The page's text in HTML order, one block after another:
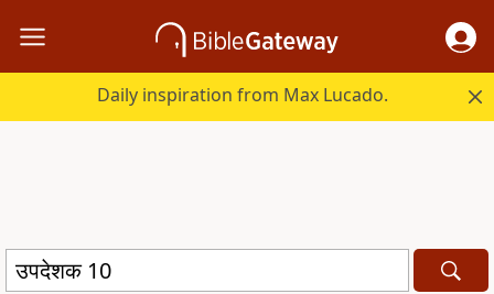
Daily inspiration from Max Lucado.